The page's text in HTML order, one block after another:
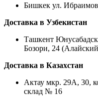
Бишкек ул.
Доставка в Узбекистан
Ташкент
Бозори, 24
Доставка в Казахстан
Актау мкр. 29А, 30,
склад № 16